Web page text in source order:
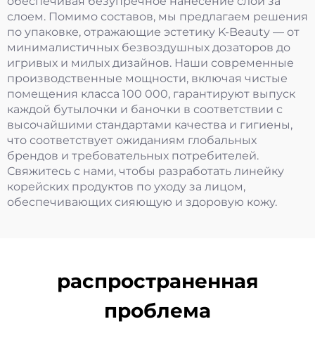
слоем. Помимо составов, мы предлагаем решения
по упаковке, отражающие эстетику K-Beauty — от
минималистичных безвоздушных дозаторов до
игривых и милых дизайнов. Наши современные
производственные мощности, включая чистые
помещения класса 100 000, гарантируют выпуск
каждой бутылочки и баночки в соответствии с
высочайшими стандартами качества и гигиены,
что соответствует ожиданиям глобальных
брендов и требовательных потребителей.
Свяжитесь с нами, чтобы разработать линейку
корейских продуктов по уходу за лицом,
обеспечивающих сияющую и здоровую кожу.
распространенная
проблема